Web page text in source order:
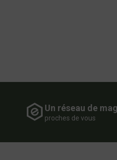
Un réseau de
proches de vous